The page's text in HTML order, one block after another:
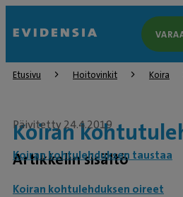
Etusivu Hoitovinkit Koira
Koiran
Päivitetty 24.4.2019
Artikkelin sisältö
Koiran kohtulehduksen taustaa
Koiran kohtulehduksen oireet